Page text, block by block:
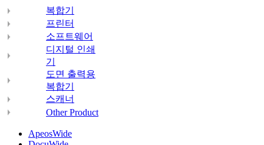
복합기
프린터
소프트웨어
디지털 인쇄
기
도면 출력용
복합기
스캐너
Other Product
ApeosWide